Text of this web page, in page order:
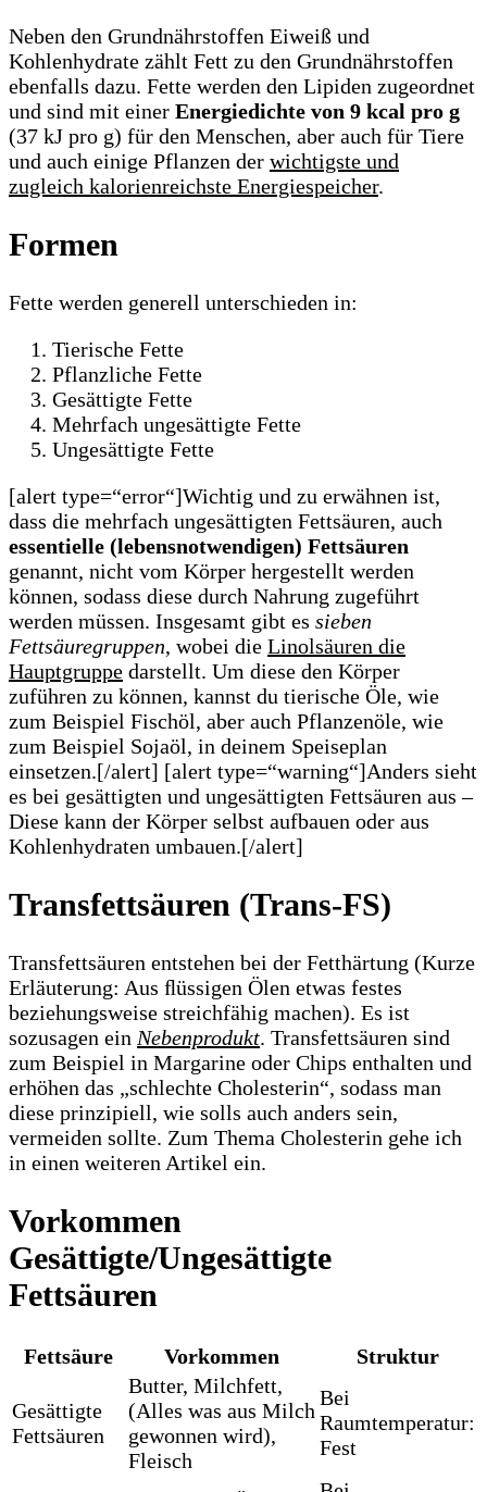
Neben den Grundnährstoffen Eiweiß und
Kohlenhydrate zählt Fett zu den Grundnährstoffen
ebenfalls dazu. Fette werden den Lipiden zugeordnet
und sind mit einer Energiedichte von 9 kcal pro g
(37 kJ pro g) für den Menschen, aber auch für Tiere
und auch einige Pflanzen der wichtigste und
zugleich kalorienreichste Energiespeicher.
Formen
Fette werden generell unterschieden in:
Tierische Fette
Pflanzliche Fette
Gesättigte Fette
Mehrfach ungesättigte Fette
Ungesättigte Fette
[alert type=“error“]Wichtig und zu erwähnen ist,
dass die mehrfach ungesättigten Fettsäuren, auch
essentielle (lebensnotwendigen) Fettsäuren
genannt, nicht vom Körper hergestellt werden
können, sodass diese durch Nahrung zugeführt
werden müssen. Insgesamt gibt es sieben
Fettsäuregruppen, wobei die Linolsäuren die
Hauptgruppe darstellt. Um diese den Körper
zuführen zu können, kannst du tierische Öle, wie
zum Beispiel Fischöl, aber auch Pflanzenöle, wie
zum Beispiel Sojaöl, in deinem Speiseplan
einsetzen.[/alert] [alert type=“warning“]Anders sieht
es bei gesättigten und ungesättigten Fettsäuren aus –
Diese kann der Körper selbst aufbauen oder aus
Kohlenhydraten umbauen.[/alert]
Transfettsäuren (Trans-FS)
Transfettsäuren entstehen bei der Fetthärtung (Kurze
Erläuterung: Aus ﬂüssigen Ölen etwas festes
beziehungsweise streichfähig machen). Es ist
sozusagen ein Nebenprodukt. Transfettsäuren sind
zum Beispiel in Margarine oder Chips enthalten und
erhöhen das „schlechte Cholesterin“, sodass man
diese prinzipiell, wie solls auch anders sein,
vermeiden sollte. Zum Thema Cholesterin gehe ich
in einen weiteren Artikel ein.
Vorkommen
Gesättigte/Ungesättigte
Fettsäuren
Fettsäure Vorkommen Struktur
Gesättigte
Fettsäuren
Butter, Milchfett,
(Alles was aus Milch
gewonnen wird),
Fleisch
Bei
Raumtemperatur:
Fest